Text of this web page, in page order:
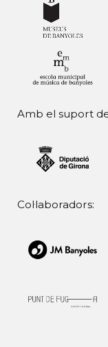
Amb el suport
Col·laboradors: